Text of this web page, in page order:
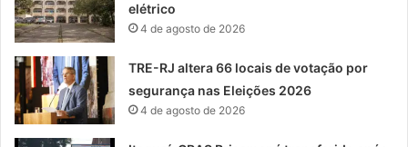
elétrico
4 de agosto de 2026
TRE-RJ altera 66 locais de votação por
segurança nas Eleições 2026
4 de agosto de 2026